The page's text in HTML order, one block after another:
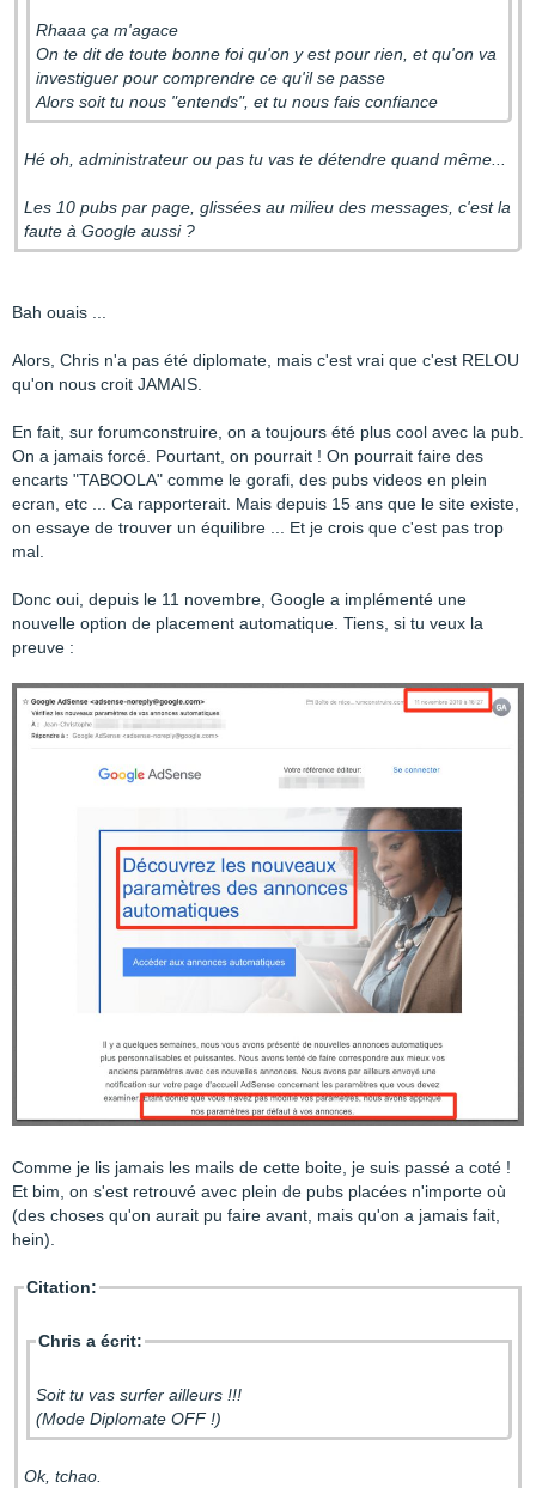
Rhaaa ça m'agace
On te dit de toute bonne foi qu'on y est pour rien, et qu'on va
investiguer pour comprendre ce qu'il se passe
Alors soit tu nous "entends", et tu nous fais confiance
Hé oh, administrateur ou pas tu vas te détendre quand même...
Les 10 pubs par page, glissées au milieu des messages, c'est la
faute à Google aussi ?
Bah ouais ...
Alors, Chris n'a pas été diplomate, mais c'est vrai que c'est RELOU
qu'on nous croit JAMAIS.
En fait, sur forumconstruire, on a toujours été plus cool avec la pub.
On a jamais forcé. Pourtant, on pourrait ! On pourrait faire des
encarts "TABOOLA" comme le gorafi, des pubs videos en plein
ecran, etc ... Ca rapporterait. Mais depuis 15 ans que le site existe,
on essaye de trouver un équilibre ... Et je crois que c'est pas trop
mal.
Donc oui, depuis le 11 novembre, Google a implémenté une
nouvelle option de placement automatique. Tiens, si tu veux la
preuve :
Comme je lis jamais les mails de cette boite, je suis passé a coté !
Et bim, on s'est retrouvé avec plein de pubs placées n'importe où
(des choses qu'on aurait pu faire avant, mais qu'on a jamais fait,
hein).
Citation:
Chris a écrit:
Soit tu vas surfer ailleurs !!!
(Mode Diplomate OFF !)
Ok, tchao.